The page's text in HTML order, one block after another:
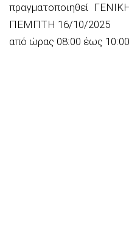
πραγματοποιηθεί
ΠΕΜΠΤΗ 16/10/2025
από ώρας 08:00 έως 10:00